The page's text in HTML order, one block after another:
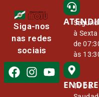
Siga-nos
nas redes
sociais
à Sexta
de
às
Tv Da